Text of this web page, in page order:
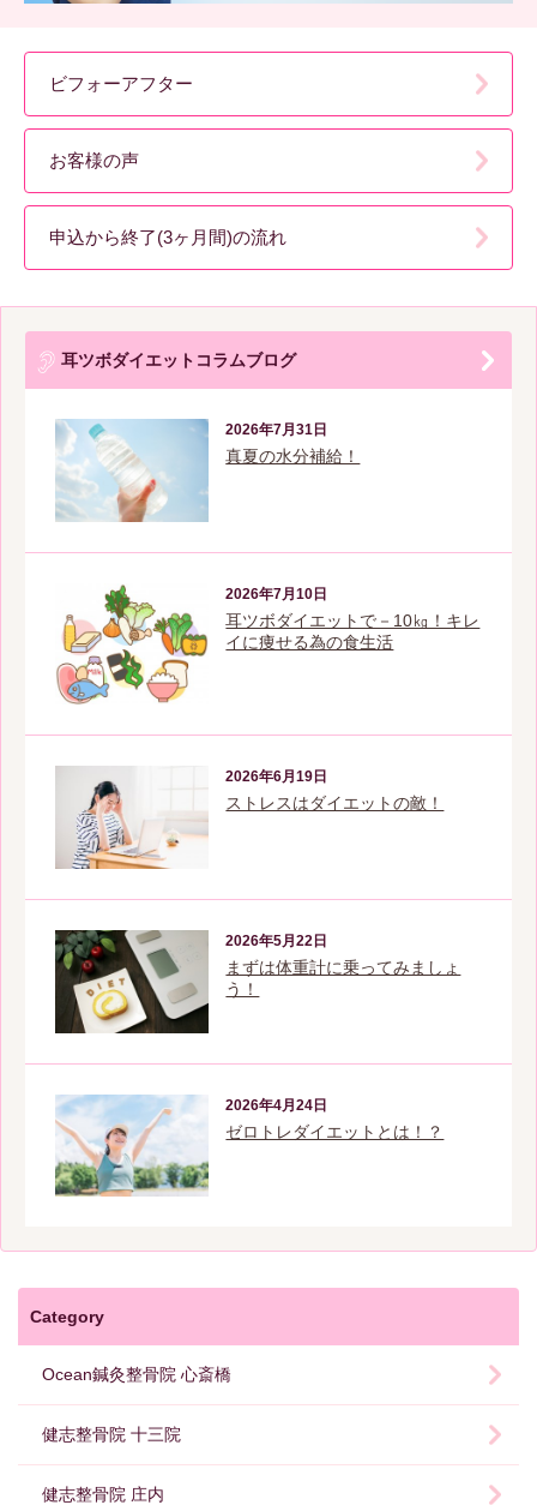
ビフォーアフター
お客様の声
申込から終了(3ヶ月間)の流れ
耳ツボダイエットコラムブログ
2026年7月31日
真夏の水分補給！
2026年7月10日
耳ツボダイエットで－10㎏！キレ
イに痩せる為の食生活
2026年6月19日
ストレスはダイエットの敵！
2026年5月22日
まずは体重計に乗ってみましょ
う！
2026年4月24日
ゼロトレダイエットとは！？
Category
Ocean鍼灸整骨院 心斎橋
健志整骨院 十三院
健志整骨院 庄内